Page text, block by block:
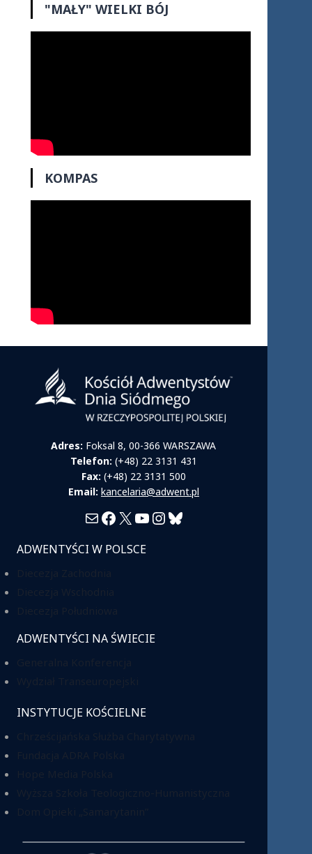
"MAŁY" WIELKI BÓJ
KOMPAS
Adres: Foksal 8, 00-366 WARSZAWA
Telefon: (+48) 22 3131 431
Fax: (+48) 22 3131 500
Email: kancelaria@adwent.pl
MailFacebook
X YouTube
Instagram
Bluesky
ADWENTYŚCI W POLSCE
ADWENTYŚCI NA ŚWIECIE
INSTYTUCJE KOŚCIELNE